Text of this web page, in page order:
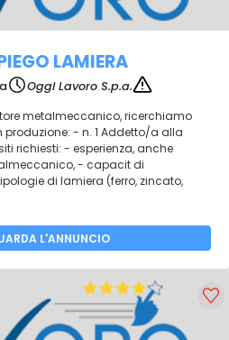
LAMIERA
Oggi Lavoro S.p.a.
metalmeccanico, ricerchiamo
produzione: - n. 1 Addetto/a alla
richiesti: - esperienza, anche
- capacit di
di lamiera (ferro, zincato,
L'ANNUNCIO